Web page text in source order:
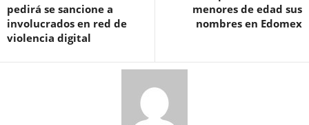
pedirá se sancione a
involucrados en red de
violencia digital
menores de edad sus
nombres en Edomex